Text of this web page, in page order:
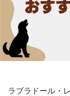
ラブラドール・